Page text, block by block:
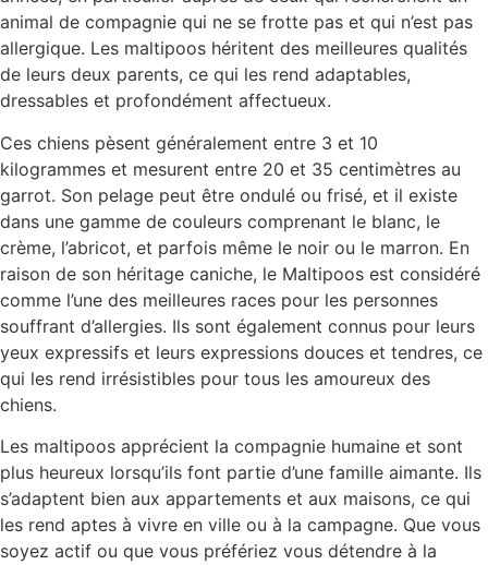
animal de compagnie qui ne se frotte pas et qui n’est pas
allergique. Les maltipoos héritent des meilleures qualités
de leurs deux parents, ce qui les rend adaptables,
dressables et profondément affectueux.
Ces chiens pèsent généralement entre 3 et 10
kilogrammes et mesurent entre 20 et 35 centimètres au
garrot. Son pelage peut être ondulé ou frisé, et il existe
dans une gamme de couleurs comprenant le blanc, le
crème, l’abricot, et parfois même le noir ou le marron. En
raison de son héritage caniche, le Maltipoos est considéré
comme l’une des meilleures races pour les personnes
souffrant d’allergies. Ils sont également connus pour leurs
yeux expressifs et leurs expressions douces et tendres, ce
qui les rend irrésistibles pour tous les amoureux des
chiens.
Les maltipoos apprécient la compagnie humaine et sont
plus heureux lorsqu’ils font partie d’une famille aimante. Ils
s’adaptent bien aux appartements et aux maisons, ce qui
les rend aptes à vivre en ville ou à la campagne. Que vous
soyez actif ou que vous préfériez vous détendre à la